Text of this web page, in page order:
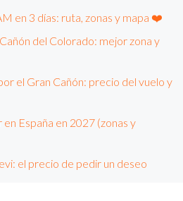
en 3 días: ruta, zonas y mapa ❤️
del Colorado: mejor zona y
el Gran Cañón: precio del vuelo y
España en 2027 (zonas y
el precio de pedir un deseo